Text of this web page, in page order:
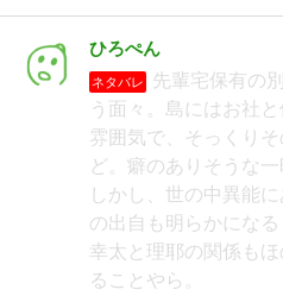
ひろぺん
ネタバレ
先輩宅保有の
う面々。島にはお社
雰囲気で、そっくり
ど。癖のありそうな
しかし、世の中異能
の出自も明らかになる
幸太と理耶の関係も
ることやら。